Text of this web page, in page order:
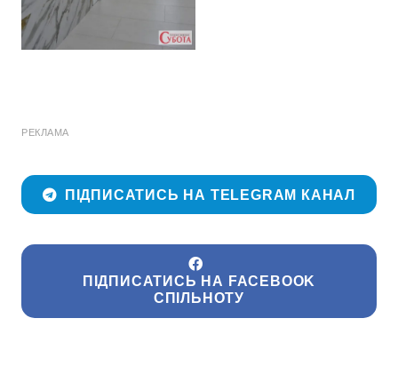
РЕКЛАМА
ПІДПИСАТИСЬ НА TELEGRAM КАНАЛ
ПІДПИСАТИСЬ НА FACEBOOK
СПІЛЬНОТУ